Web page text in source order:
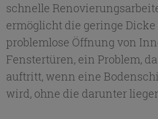
schnelle
ermöglicht die geringe
problemlose Öffnung von
Fenstertüren, ein Problem,
auftritt, wenn eine
wird, ohne die darunter